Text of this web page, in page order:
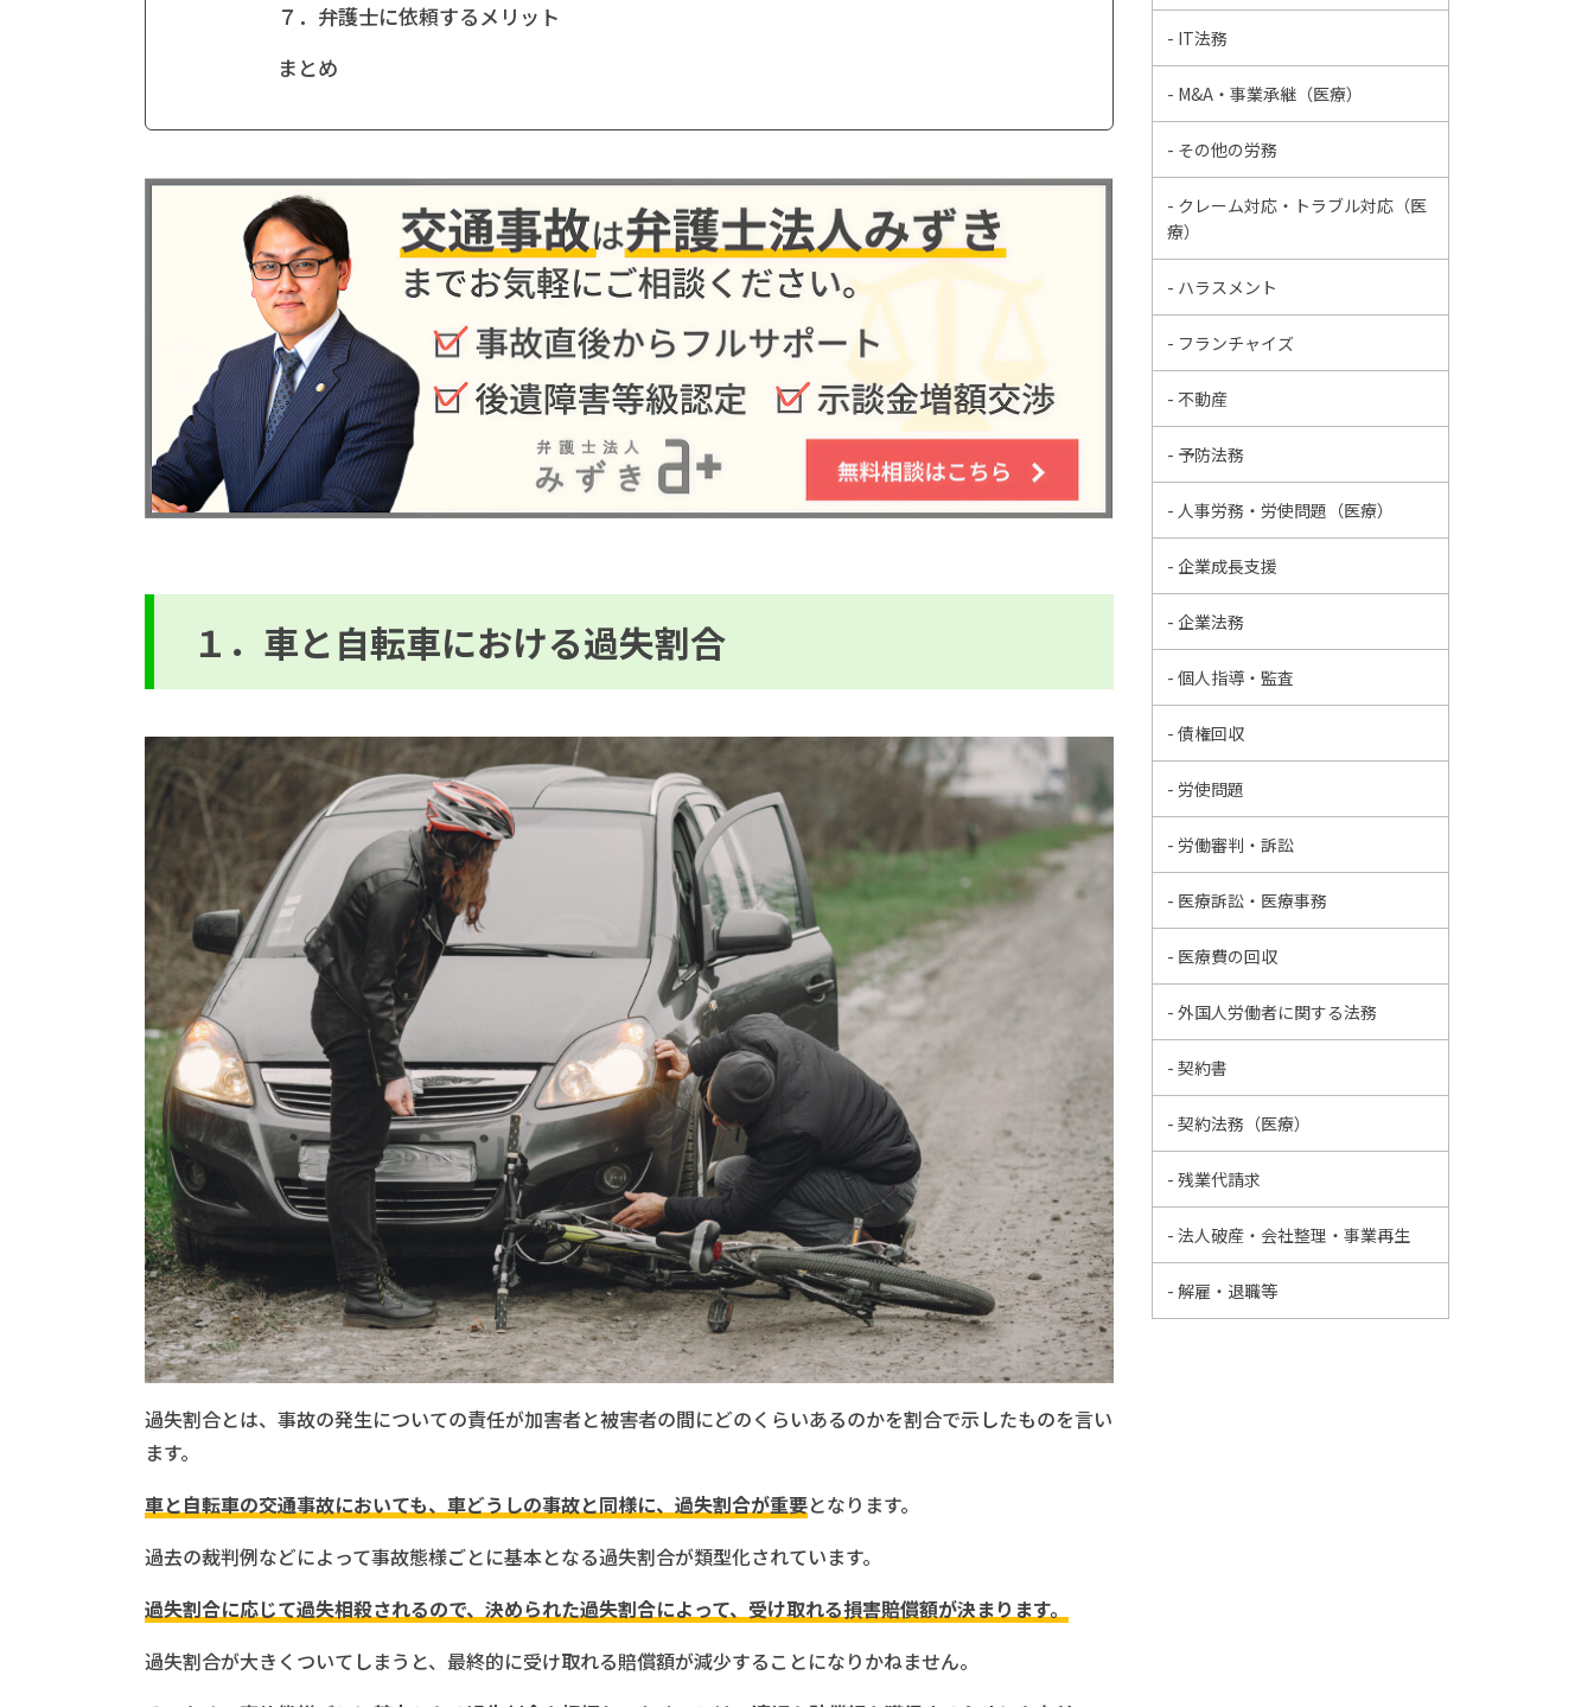
７．弁護士に依頼するメリット
まとめ
１．車と自転車における過失割合
過失割合とは、事故の発生についての責任が加害者と被害者の間にどのくらいあるのかを割合で示したものを言い
ます。
車と自転車の交通事故においても、車どうしの事故と同様に、過失割合が重要となります。
過去の裁判例などによって事故態様ごとに基本となる過失割合が類型化されています。
過失割合に応じて過失相殺されるので、決められた過失割合によって、受け取れる損害賠償額が決まります。
過失割合が大きくついてしまうと、最終的に受け取れる賠償額が減少することになりかねません。
- IT法務
- M&A・事業承継（医療）
- その他の労務
- クレーム対応・トラブル対応（医
療）
- ハラスメント
- フランチャイズ
- 不動産
- 予防法務
- 人事労務・労使問題（医療）
- 企業成長支援
- 企業法務
- 個人指導・監査
- 債権回収
- 労使問題
- 労働審判・訴訟
- 医療訴訟・医療事務
- 医療費の回収
- 外国人労働者に関する法務
- 契約書
- 契約法務（医療）
- 残業代請求
- 法人破産・会社整理・事業再生
- 解雇・退職等